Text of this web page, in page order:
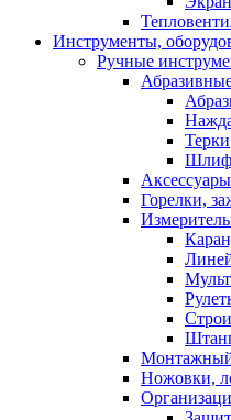
Инструменты,
Ручные
Терки
Горелки,
Ножовки,